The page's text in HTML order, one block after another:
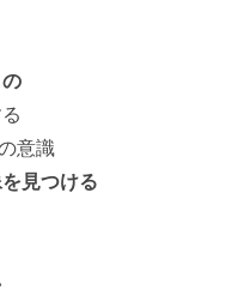
意識
見つける